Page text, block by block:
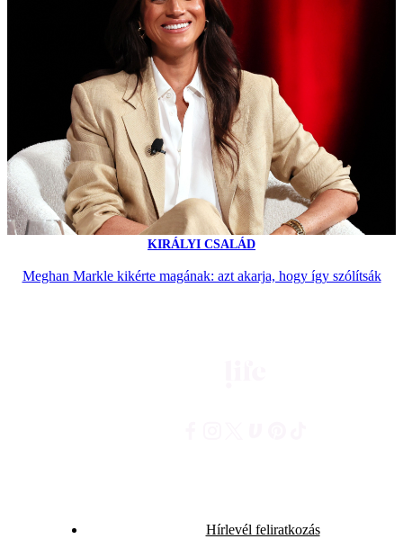
KIRÁLYI CSALÁD
Meghan Markle kikérte magának: azt akarja, hogy így szólítsák
Hírlevél feliratkozás